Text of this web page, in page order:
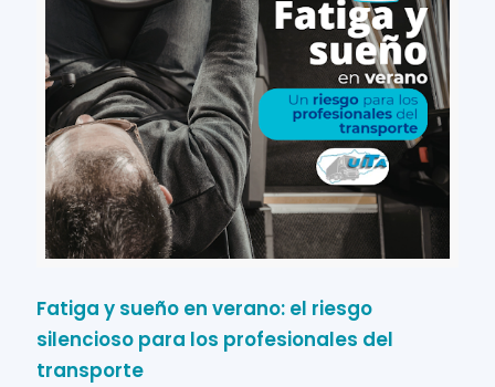
Fatiga y sueño en verano: el riesgo
silencioso para los profesionales del
transporte